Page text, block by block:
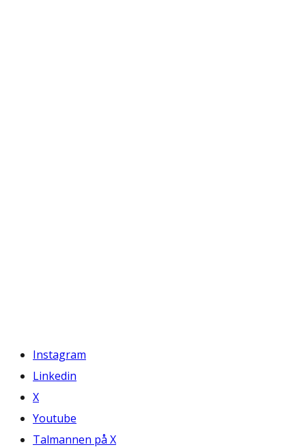
Instagram
Linkedin
X
Youtube
Talmannen på X